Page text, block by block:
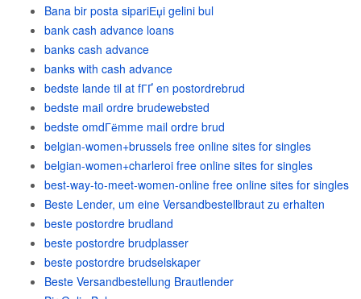
Bana bir posta sipariЕџi gelini bul
bank cash advance loans
banks cash advance
banks with cash advance
bedste lande til at fГҐ en postordrebrud
bedste mail ordre brudewebsted
bedste omdГёmme mail ordre brud
belgian-women+brussels free online sites for singles
belgian-women+charleroi free online sites for singles
best-way-to-meet-women-online free online sites for singles
Beste Lender, um eine Versandbestellbraut zu erhalten
beste postordre brudland
beste postordre brudplasser
beste postordre brudselskaper
Beste Versandbestellung Brautlender